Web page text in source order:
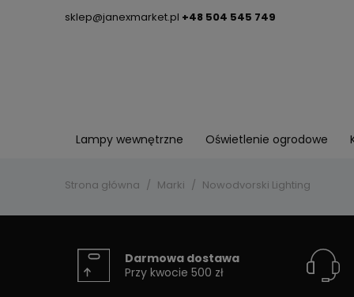
sklep@janexmarket.pl +48 504 545 749
Lampy wewnętrzne Oświetlenie ogrodowe
Strona główna Marki Nowodvorski Lighting
Darmowa dostawa
Przy kwocie 500 zł